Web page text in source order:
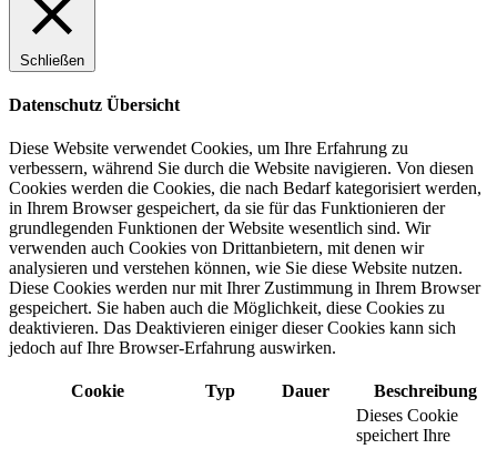
Schließen
Datenschutz Übersicht
Diese Website verwendet Cookies, um Ihre Erfahrung zu
verbessern, während Sie durch die Website navigieren. Von diesen
Cookies werden die Cookies, die nach Bedarf kategorisiert werden,
in Ihrem Browser gespeichert, da sie für das Funktionieren der
grundlegenden Funktionen der Website wesentlich sind. Wir
verwenden auch Cookies von Drittanbietern, mit denen wir
analysieren und verstehen können, wie Sie diese Website nutzen.
Diese Cookies werden nur mit Ihrer Zustimmung in Ihrem Browser
gespeichert. Sie haben auch die Möglichkeit, diese Cookies zu
deaktivieren. Das Deaktivieren einiger dieser Cookies kann sich
jedoch auf Ihre Browser-Erfahrung auswirken.
Cookie Typ Dauer
Beschreibung
Dieses Cookie
speichert Ihre